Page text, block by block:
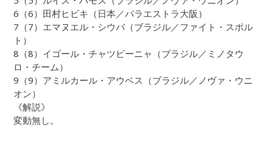
6（6）田村ヒビキ（日本／パラエストラ大阪）
7（7）エマヌエル・シウバ（ブラジル／ファイト・スポル
ト）
8（8）イゴール・チャツビーニャ（ブラジル／ミノタウ
ロ・チーム）
9（9）アミルカール・アウベス（ブラジル／ノヴァ・ウニ
オン）
《解説》
変動無し。